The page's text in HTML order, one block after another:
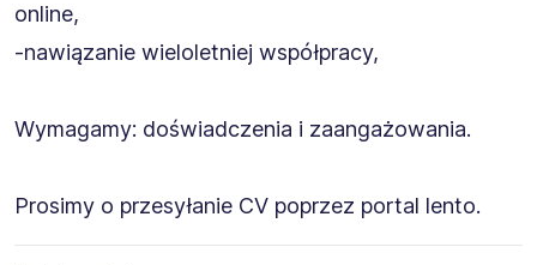
online,
-nawiązanie wieloletniej współpracy,
Wymagamy: doświadczenia i zaangażowania.
Prosimy o przesyłanie CV poprzez portal lento.